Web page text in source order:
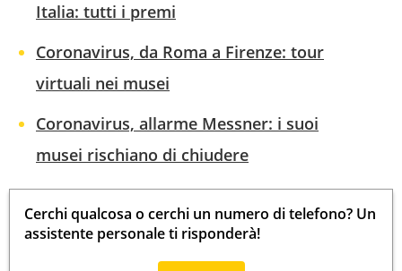
Italia: tutti i premi
Coronavirus, da Roma a Firenze: tour
virtuali nei musei
Coronavirus, allarme Messner: i suoi
musei rischiano di chiudere
Cerchi qualcosa o cerchi un numero di telefono? Un
assistente personale ti risponderà!